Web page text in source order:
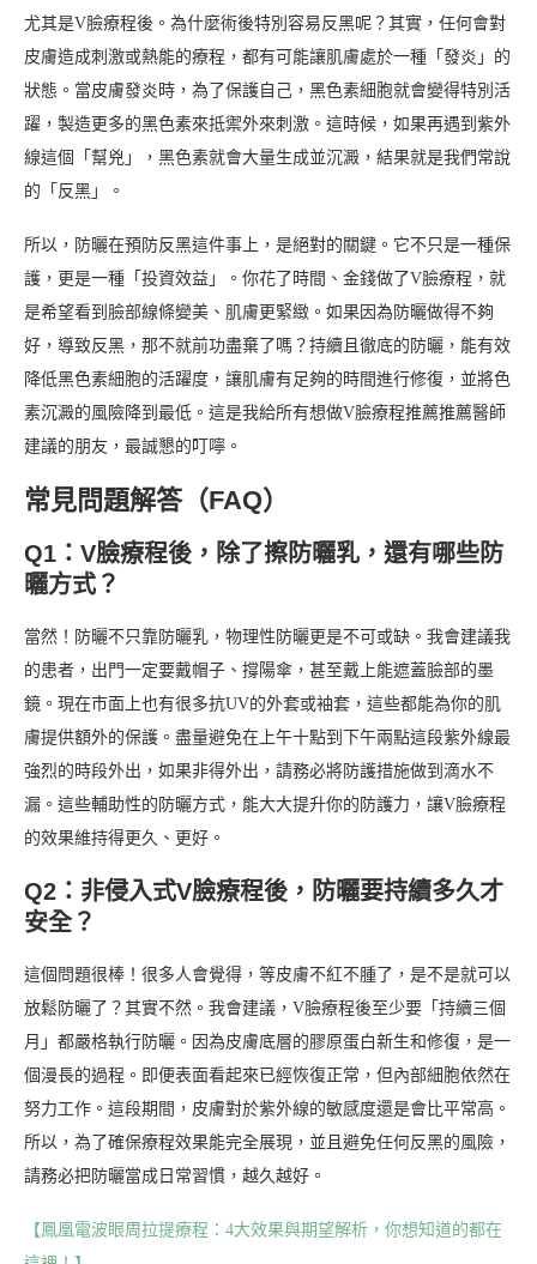
尤其是V臉療程後。為什麼術後特別容易反黑呢？其實，任何會對
皮膚造成刺激或熱能的療程，都有可能讓肌膚處於一種「發炎」的
狀態。當皮膚發炎時，為了保護自己，黑色素細胞就會變得特別活
躍，製造更多的黑色素來抵禦外來刺激。這時候，如果再遇到紫外
線這個「幫兇」，黑色素就會大量生成並沉澱，結果就是我們常說
的「反黑」。
所以，防曬在預防反黑這件事上，是絕對的關鍵。它不只是一種保
護，更是一種「投資效益」。你花了時間、金錢做了V臉療程，就
是希望看到臉部線條變美、肌膚更緊緻。如果因為防曬做得不夠
好，導致反黑，那不就前功盡棄了嗎？持續且徹底的防曬，能有效
降低黑色素細胞的活躍度，讓肌膚有足夠的時間進行修復，並將色
素沉澱的風險降到最低。這是我給所有想做V臉療程推薦推薦醫師
建議的朋友，最誠懇的叮嚀。
常見問題解答（FAQ）
Q1：V臉療程後，除了擦防曬乳，還有哪些防
曬方式？
當然！防曬不只靠防曬乳，物理性防曬更是不可或缺。我會建議我
的患者，出門一定要戴帽子、撐陽傘，甚至戴上能遮蓋臉部的墨
鏡。現在市面上也有很多抗UV的外套或袖套，這些都能為你的肌
膚提供額外的保護。盡量避免在上午十點到下午兩點這段紫外線最
強烈的時段外出，如果非得外出，請務必將防護措施做到滴水不
漏。這些輔助性的防曬方式，能大大提升你的防護力，讓V臉療程
的效果維持得更久、更好。
Q2：非侵入式V臉療程後，防曬要持續多久才
安全？
這個問題很棒！很多人會覺得，等皮膚不紅不腫了，是不是就可以
放鬆防曬了？其實不然。我會建議，V臉療程後至少要「持續三個
月」都嚴格執行防曬。因為皮膚底層的膠原蛋白新生和修復，是一
個漫長的過程。即便表面看起來已經恢復正常，但內部細胞依然在
努力工作。這段期間，皮膚對於紫外線的敏感度還是會比平常高。
所以，為了確保療程效果能完全展現，並且避免任何反黑的風險，
請務必把防曬當成日常習慣，越久越好。
【鳳凰電波眼周拉提療程：4大效果與期望解析，你想知道的都在